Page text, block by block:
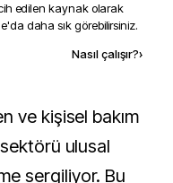
edilen kaynak olarak
daha sık görebilirsiniz.
Nasıl çalışır?›
ulusal
sergiliyor. Bu